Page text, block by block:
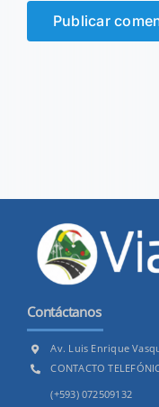
Contáctanos
Av. Luis Enrique
CONTACTO
(+593) 072509132